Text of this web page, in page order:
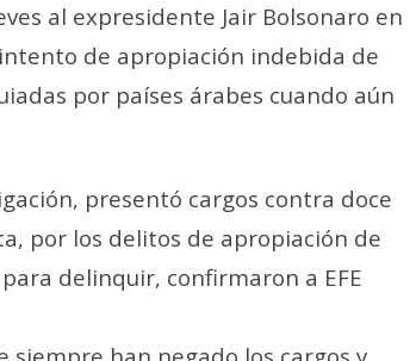
al expresidente Jair Bolsonaro en
de apropiación indebida de
por países árabes cuando aún
presentó cargos contra doce
por los delitos de apropiación de
delinquir, confirmaron a EFE